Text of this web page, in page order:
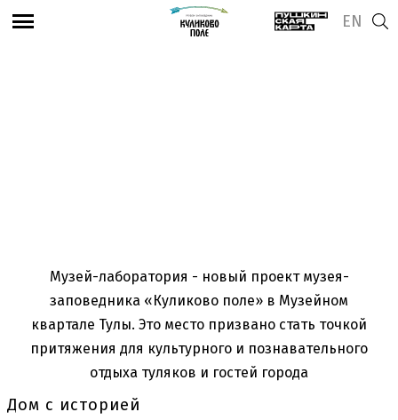
EN
Музей-лаборатория - новый проект музея-
заповедника «Куликово поле» в Музейном
квартале Тулы. Это место призвано стать точкой
притяжения для культурного и познавательного
отдыха туляков и гостей города
Дом с историей